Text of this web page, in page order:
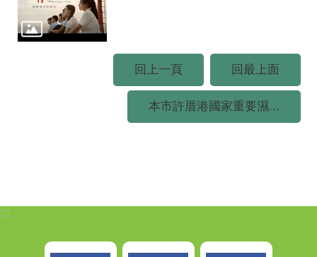
回上一頁 回最上面
本市許厝港國家重要濕...
:::